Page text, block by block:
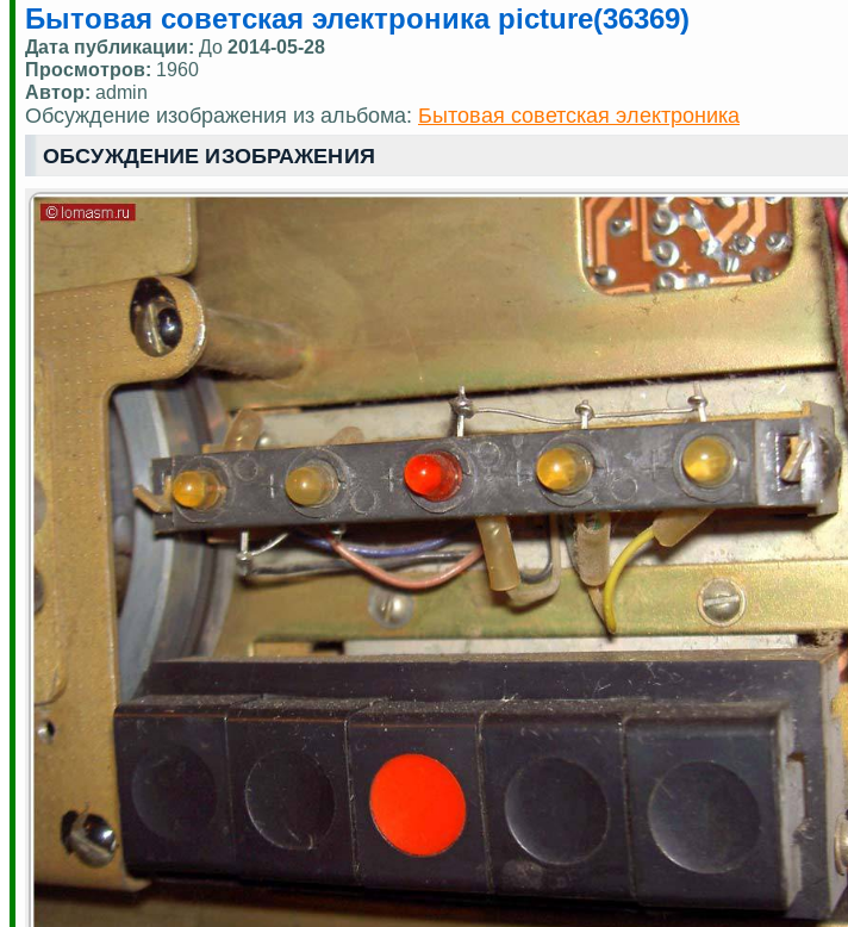
Бытовая советская электроника picture(36369)
Дата публикации: До 2014-05-28
Просмотров: 1960
Автор: admin
Обсуждение изображения из альбома: Бытовая советская электроника
ОБСУЖДЕНИЕ ИЗОБРАЖЕНИЯ